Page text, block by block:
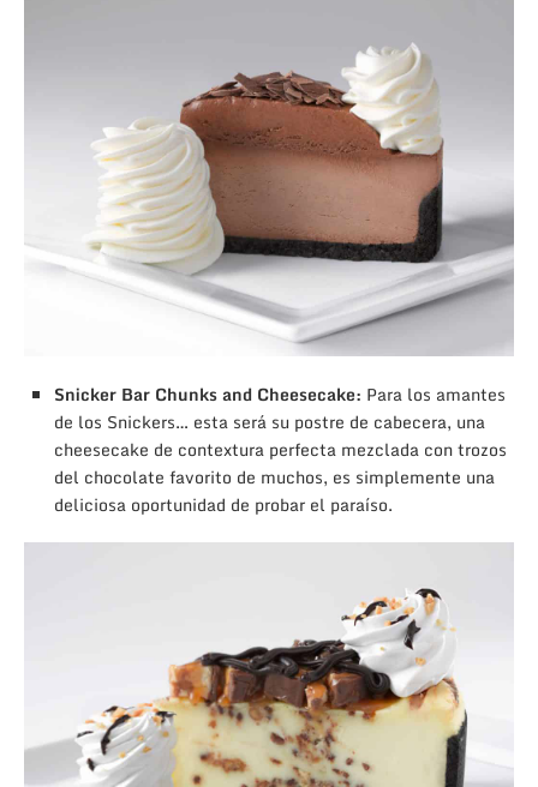
Snicker Bar Chunks and Cheesecake: Para los amantes
de los Snickers… esta será su postre de cabecera, una
cheesecake de contextura perfecta mezclada con trozos
del chocolate favorito de muchos, es simplemente una
deliciosa oportunidad de probar el paraíso.